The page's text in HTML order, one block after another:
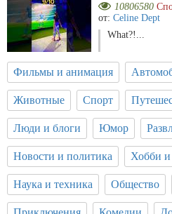
Фильмы и анимация
Животные Спорт
Люди и блоги Юмор
Новости и политика Хобби и
Наука и техника Общество
10806580
от: Celine Dept
What?!...